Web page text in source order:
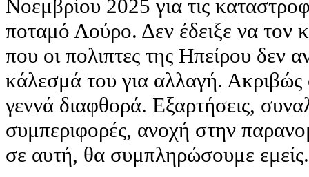
Νοεμβρίου 2025 για τις
ποταμό Λούρο. Δεν έδειξε να τον
που οι πολιπτες της Ηπείρου δεν
κάλεσμά του για αλλαγή. Ακριβώς
γεννά διαφθορά. Εξαρτήσεις,
συμπεριφορές, ανοχή στην
σε αυτή, θα συμπληρώσουμε εμείς.